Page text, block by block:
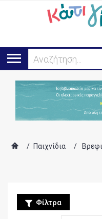
Ψάχνω για...
/ Παιχνίδια /
Φίλτρα